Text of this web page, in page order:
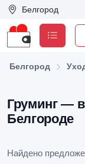
Белгород
Белгород
Груминг —
Белгороде
Найдено